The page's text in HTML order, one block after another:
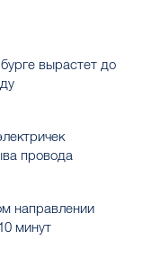
вырастет до
провода
направлении
минут